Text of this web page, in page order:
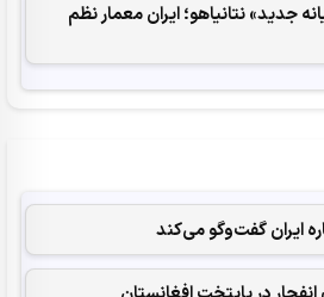
جدید» نتانیاهو؛ ایران معمار نظم
ایران گفت‌وگو می‌کند